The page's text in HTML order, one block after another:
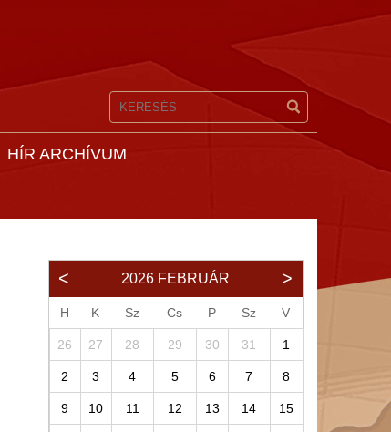
HÍR ARCHÍVUM
2026 FEBRUÁR
H K Sz Cs P Sz V
26 27 28 29 30 31 1
2 3 4 5 6 7 8
9 10 11 12 13 14 15